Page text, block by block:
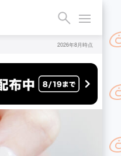
2026年8月時点